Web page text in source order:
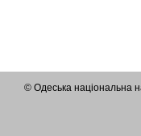
© Одеська національна